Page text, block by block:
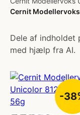
Cernit
Dele af indholdet
med hjælp fra AI.
-